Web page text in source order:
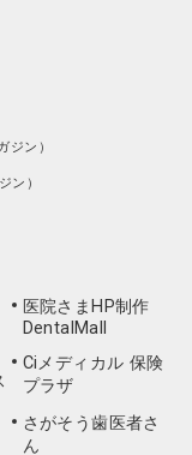
ジン）
ン）
医院さまHP制作
DentalMall
Ciメディカル 保険
プラザ
さがそう歯医者さ
ん